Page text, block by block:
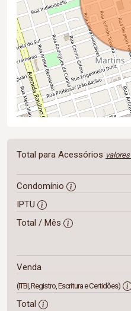
Total para Acessórios
Condomínio
IPTU
Total / Mês
Venda
(ITBI, Registro, Escritura e Certidões)
Total